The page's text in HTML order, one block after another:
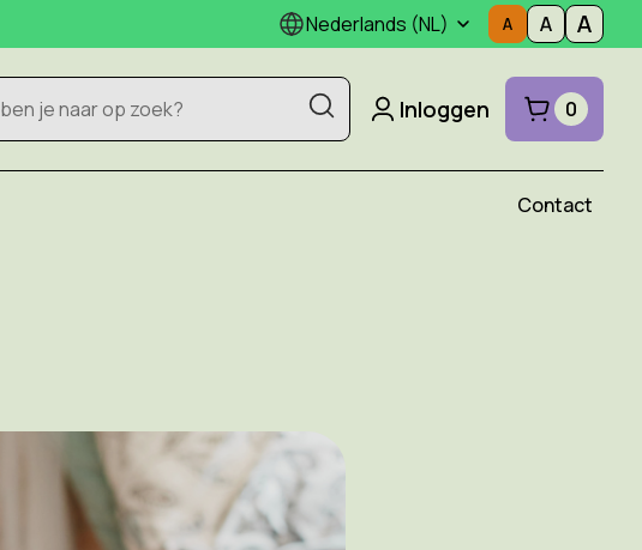
Nederlands (NL)
Inloggen 0
Contact